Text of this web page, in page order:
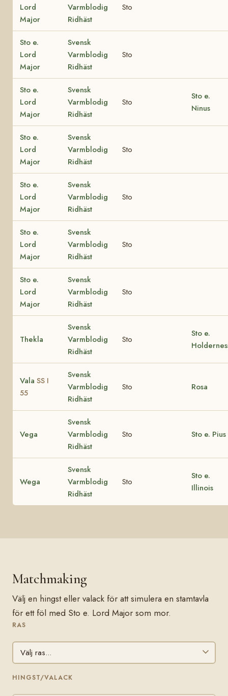
Lord
Major
Varmblodig
Ridhäst
Sto
Sto e.
Lord
Major
Svensk
Varmblodig
Ridhäst
Sto
Sto e.
Lord
Major
Svensk
Varmblodig
Ridhäst
Sto
Sto e.
Ninus
Sto e.
Lord
Major
Svensk
Varmblodig
Ridhäst
Sto
Sto e.
Lord
Major
Svensk
Varmblodig
Ridhäst
Sto
Sto e.
Lord
Major
Svensk
Varmblodig
Ridhäst
Sto
Sto e.
Lord
Major
Svensk
Varmblodig
Ridhäst
Sto
Thekla
Svensk
Varmblodig
Ridhäst
Sto
Sto e.
Vala SS I
55
Svensk
Varmblodig
Ridhäst
Sto Rosa
Vega
Svensk
Varmblodig
Ridhäst
Sto Sto e. Pius
Wega
Svensk
Varmblodig
Ridhäst
Sto
Sto e.
Illinois
Matchmaking
Välj en hingst eller valack för att simulera en stamtavla
för ett föl med Sto e. Lord Major som mor.
RAS
HINGST/VALACK